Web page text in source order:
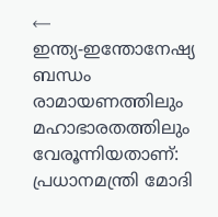
പോസ്റ്റുകളിലൂടെ
⟵
ഇന്ത്യ-ഇന്തോനേഷ്യ
ബന്ധം
രാമായണത്തിലും
മഹാഭാരതത്തിലും
വേരൂന്നിയതാണ്:
പ്രധാനമന്ത്രി മോദി